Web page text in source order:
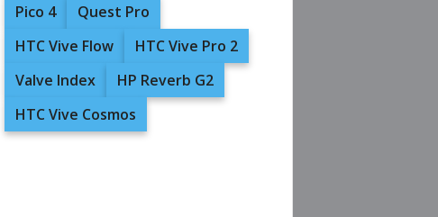
Pico 4
Quest Pro
HTC Vive Flow
HTC Vive Pro 2
Valve Index
HP Reverb G2
HTC Vive Cosmos